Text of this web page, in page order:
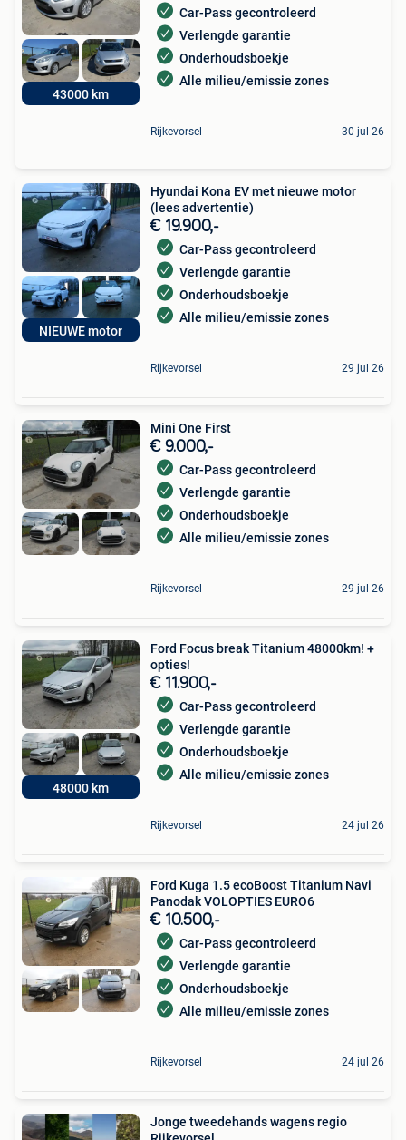
43000 km
Car-Pass gecontroleerd
Verlengde garantie
Onderhoudsboekje
Alle milieu/emissie zones
Rijkevorsel 30 jul 26
NIEUWE motor
Hyundai Kona EV met nieuwe motor
(lees advertentie)
€ 19.900,-
Car-Pass gecontroleerd
Verlengde garantie
Onderhoudsboekje
Alle milieu/emissie zones
Rijkevorsel 29 jul 26
Mini One First
€ 9.000,-
Car-Pass gecontroleerd
Verlengde garantie
Onderhoudsboekje
Alle milieu/emissie zones
Rijkevorsel 29 jul 26
48000 km
Ford Focus break Titanium 48000km! +
opties!
€ 11.900,-
Car-Pass gecontroleerd
Verlengde garantie
Onderhoudsboekje
Alle milieu/emissie zones
Rijkevorsel 24 jul 26
Ford Kuga 1.5 ecoBoost Titanium Navi
Panodak VOLOPTIES EURO6
€ 10.500,-
Car-Pass gecontroleerd
Verlengde garantie
Onderhoudsboekje
Alle milieu/emissie zones
Rijkevorsel 24 jul 26
Jonge tweedehands wagens regio